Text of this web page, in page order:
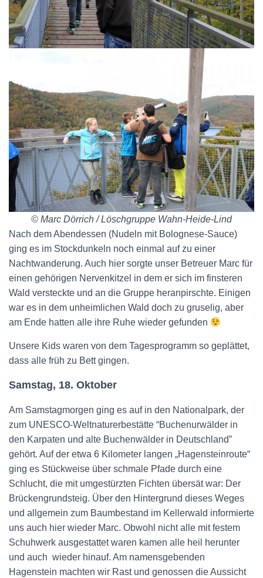
© Marc Dörrich / Löschgruppe Wahn-Heide-Lind
Nach dem Abendessen (Nudeln mit Bolognese-Sauce)
ging es im Stockdunkeln noch einmal auf zu einer
Nachtwanderung. Auch hier sorgte unser Betreuer Marc für
einen gehörigen Nervenkitzel in dem er sich im finsteren
Wald versteckte und an die Gruppe heranpirschte. Einigen
war es in dem unheimlichen Wald doch zu gruselig, aber
am Ende hatten alle ihre Ruhe wieder gefunden
Unsere Kids waren von dem Tagesprogramm so geplättet,
dass alle früh zu Bett gingen.
Samstag, 18. Oktober
Am Samstagmorgen ging es auf in den Nationalpark, der
zum UNESCO-Weltnaturerbestätte “Buchenurwälder in
den Karpaten und alte Buchenwälder in Deutschland”
gehört. Auf der etwa 6 Kilometer langen „Hagensteinroute“
ging es Stückweise über schmale Pfade durch eine
Schlucht, die mit umgestürzten Fichten übersät war: Der
Brückengrundsteig. Über den Hintergrund dieses Weges
und allgemein zum Baumbestand im Kellerwald informierte
uns auch hier wieder Marc. Obwohl nicht alle mit festem
Schuhwerk ausgestattet waren kamen alle heil herunter
und auch wieder hinauf. Am namensgebenden
Hagenstein machten wir Rast und genossen die Aussicht